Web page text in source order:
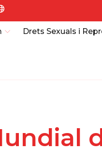
Drets Sexuals i